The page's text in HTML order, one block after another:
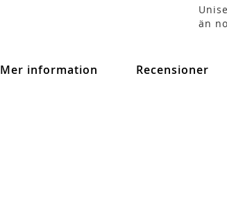
än
Mer information Recensioner